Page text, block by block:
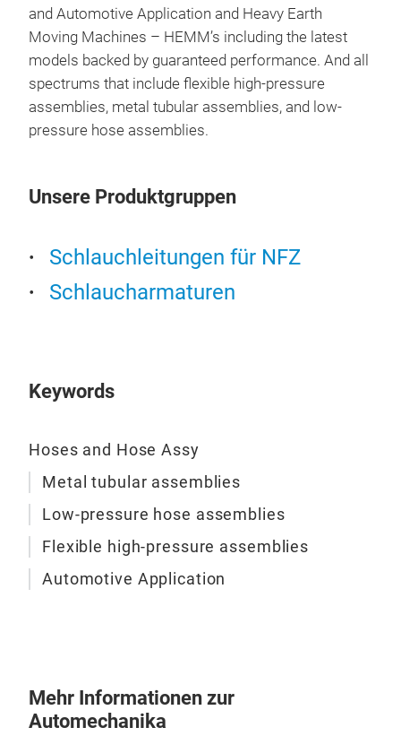
and Automotive Application and Heavy Earth
Moving Machines – HEMM’s including the latest
models backed by guaranteed performance. And a
spectrums that include flexible high-pressure
assemblies, metal tubular assemblies, and low-
pressure hose assemblies.
Unsere Produktgruppen
Schlauchleitungen für NFZ
Schlaucharmaturen
Keywords
Hoses and Hose Assy
Metal tubular assemblies
Low-pressure hose assemblies
Flexible high-pressure assemblies
Automotive Application
Mehr Informationen zur
Automechanika